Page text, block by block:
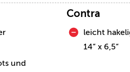
und
Contra
leicht
14“ x 6,5“